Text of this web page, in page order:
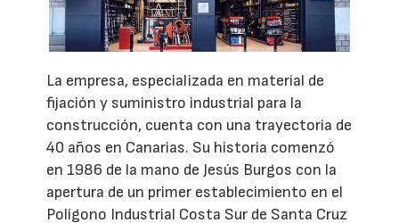
La empresa, especializada en material de
fijación y suministro industrial para la
construcción, cuenta con una trayectoria de
40 años en Canarias. Su historia comenzó
en 1986 de la mano de Jesús Burgos con la
apertura de un primer establecimiento en el
Polígono Industrial Costa Sur de Santa Cruz